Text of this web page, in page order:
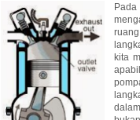
Pada
kita